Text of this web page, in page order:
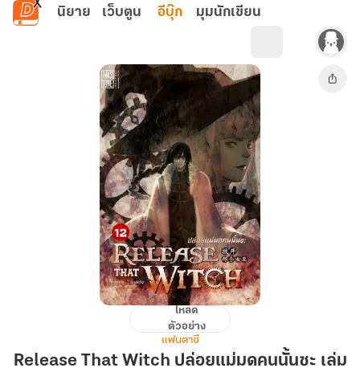
ข้ามไปยังเนื้อหาหลัก
นิยาย เว็บตูน อีบุ๊ก มุมนักเขียน
Release
Witch
โหลด
ตัวอย่าง
แฟนตาซี
Release That Witch ปล่อยแม่มดคนนั้นซะ เล่ม